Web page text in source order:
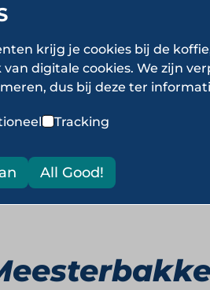
producten,
en centrale
laat zien hoe regionale
en afbakconcepten
glutenvrij en natuurlijke
krijg je cookies bij de
digitale cookies. We zijn
dus bij deze ter
Tracking
All Good!